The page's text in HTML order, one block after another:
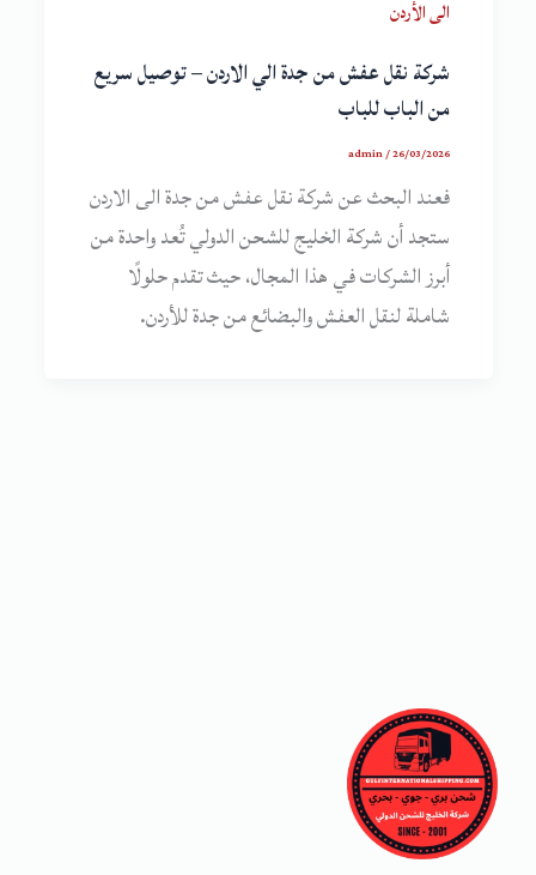
الى الأردن
شركة نقل عفش من جدة الي الاردن – توصيل سريع
من الباب للباب
admin/26/03/2026
فعند البحث عن شركة نقل عفش من جدة الى الاردن
ستجد أن شركة الخليج للشحن الدولي تُعد واحدة من
أبرز الشركات في هذا المجال، حيث تقدم حلولًا
شاملة لنقل العفش والبضائع من جدة للأردن.